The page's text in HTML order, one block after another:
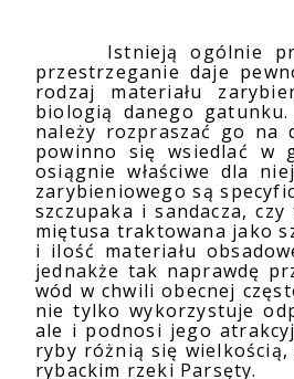
Istnieją ogólnie
przestrzeganie daje
rodzaj materiału
biologią danego
należy rozpraszać go na
powinno się wsiedlać w
osiągnie właściwe dla
zarybieniowego są
szczupaka i sandacza,
miętusa traktowana jako
i ilość materiału
jednakże tak naprawdę
wód w chwili obecnej
nie tylko wykorzystuje
ale i podnosi jego
ryby różnią się
rybackim rzeki Parsęty.